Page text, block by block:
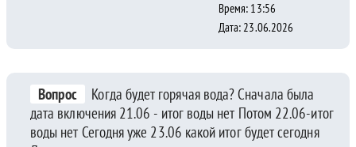
Время: 13:56
Дата: 23.06.2026
Вопрос
Когда будет горячая вода? Сначала была
дата включения 21.06 - итог воды нет Потом 22.06-итог
воды нет Сегодня уже 23.06 какой итог будет сегодня